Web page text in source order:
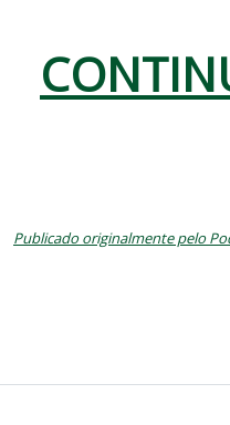
Publicado originalmente pelo